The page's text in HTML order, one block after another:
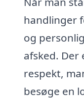
handlinger
og
afsked.
respekt,
besøge en